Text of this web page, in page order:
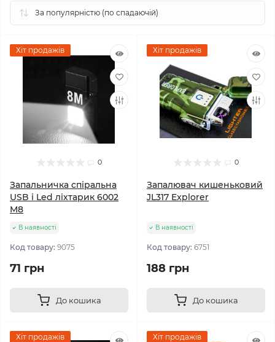
Хіт продажів
0
Запальничка спіральна
USB і Led ліхтарик 6002
M8
В наявності
Код товару: 9075
71 грн
До кошика
Хіт продажів
0
Запалювач кишеньковий
JL317 Explorer
В наявності
Код товару: 6751
188 грн
До кошика
Хіт продажів Хіт продажів